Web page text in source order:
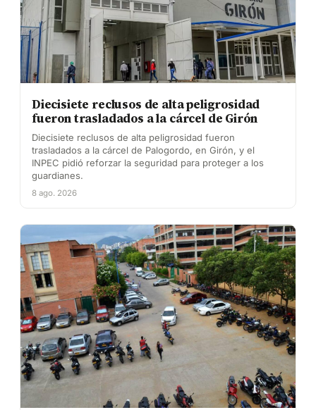
Diecisiete reclusos de alta peligrosidad
fueron trasladados a la cárcel de Girón
Diecisiete reclusos de alta peligrosidad fueron
trasladados a la cárcel de Palogordo, en Girón, y el
INPEC pidió reforzar la seguridad para proteger a los
guardianes.
8 ago. 2026